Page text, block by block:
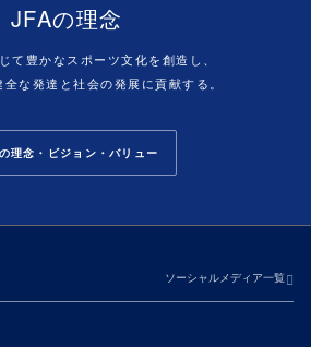
JFAの理念
て豊かなスポーツ文化を創造し、
な発達と社会の発展に貢献する。
理念・ビジョン・バリュー
ソーシャルメディア一覧